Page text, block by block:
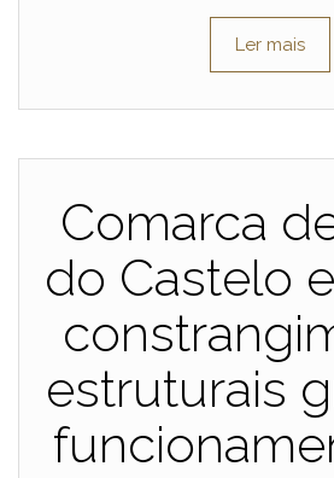
Ler mais
Comarca
do Castelo
estruturais